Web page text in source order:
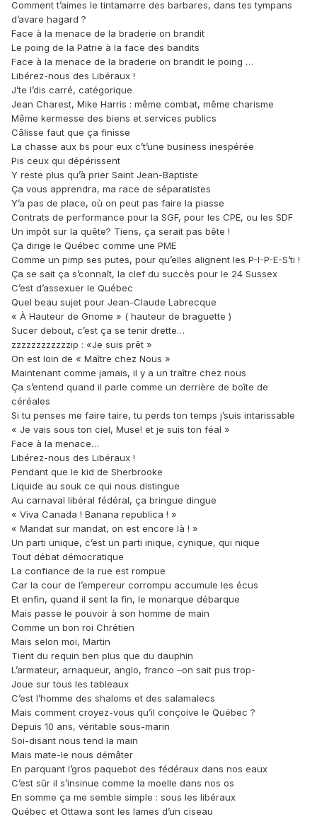
Comment t’aimes le tintamarre des barbares, dans tes tympans
d’avare hagard ?
Face à la menace de la braderie on brandit
Le poing de la Patrie à la face des bandits
Face à la menace de la braderie on brandit le poing …
Libérez-nous des Libéraux !
J’te l’dis carré, catégorique
Jean Charest, Mike Harris : même combat, même charisme
Même kermesse des biens et services publics
Câlisse faut que ça finisse
La chasse aux bs pour eux c’t’une business inespérée
Pis ceux qui dépérissent
Y reste plus qu’à prier Saint Jean-Baptiste
Ça vous apprendra, ma race de séparatistes
Y’a pas de place, où on peut pas faire la piasse
Contrats de performance pour la SGF, pour les CPE, ou les SDF
Un impôt sur la quête? Tiens, ça serait pas bête !
Ça dirige le Québec comme une PME
Comme un pimp ses putes, pour qu’elles alignent les P-I-P-E-S’ti !
Ça se sait ça s’connaît, la clef du succès pour le 24 Sussex
C’est d’assexuer le Québec
Quel beau sujet pour Jean-Claude Labrecque
« À Hauteur de Gnome » ( hauteur de braguette )
Sucer debout, c’est ça se tenir drette…
zzzzzzzzzzzzip : «Je suis prêt »
On est loin de « Maître chez Nous »
Maintenant comme jamais, il y a un traître chez nous
Ça s’entend quand il parle comme un derrière de boîte de
céréales
Si tu penses me faire taire, tu perds ton temps j’suis intarissable
« Je vais sous ton ciel, Muse! et je suis ton féal »
Face à la menace…
Libérez-nous des Libéraux !
Pendant que le kid de Sherbrooke
Liquide au souk ce qui nous distingue
Au carnaval libéral fédéral, ça bringue dingue
« Viva Canada ! Banana republica ! »
« Mandat sur mandat, on est encore là ! »
Un parti unique, c’est un parti inique, cynique, qui nique
Tout débat démocratique
La confiance de la rue est rompue
Car la cour de l’empereur corrompu accumule les écus
Et enfin, quand il sent la fin, le monarque débarque
Mais passe le pouvoir à son homme de main
Comme un bon roi Chrétien
Mais selon moi, Martin
Tient du requin ben plus que du dauphin
L’armateur, arnaqueur, anglo, franco –on sait pus trop-
Joue sur tous les tableaux
C’est l’homme des shaloms et des salamalecs
Mais comment croyez-vous qu’il conçoive le Québec ?
Depuis 10 ans, véritable sous-marin
Soi-disant nous tend la main
Mais mate-le nous démâter
En parquant l’gros paquebot des fédéraux dans nos eaux
C’est sûr il s’insinue comme la moelle dans nos os
En somme ça me semble simple : sous les libéraux
Québec et Ottawa sont les lames d’un ciseau